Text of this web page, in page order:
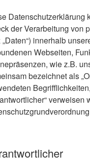
Datenschutzerklärung
der Verarbeitung von
„Daten“) innerhalb
Webseiten,
wie z.B.
bezeichnet als